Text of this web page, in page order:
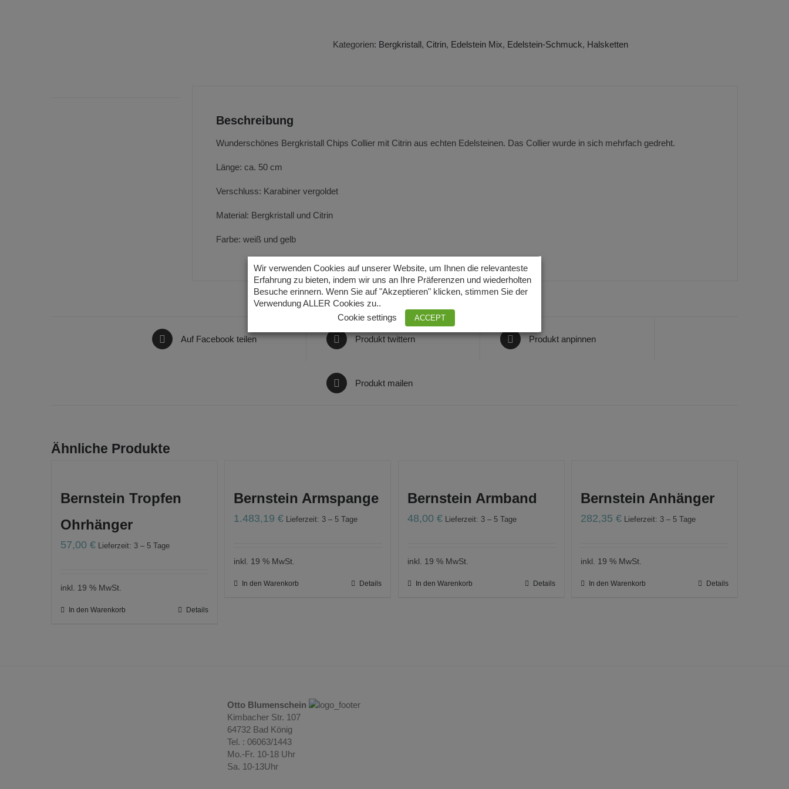
Citrin
Kategorien: Bergkristall, Citrin, Edelstein Mix, Edelstein-Schmuck, Halsketten
Beschreibung
Wunderschönes Bergkristall Chips Collier mit Citrin aus echten Edelsteinen. Das Collier wurde in sich mehrfach gedreht.
Länge: ca. 50 cm
Verschluss: Karabiner vergoldet
Material: Bergkristall und Citrin
Farbe: weiß und gelb
Auf Facebook teilen Produkt twittern Produkt anpinnen
Produkt mailen
Ähnliche Produkte
Bernstein Tropfen
Ohrhänger
57,00 € Lieferzeit: 3 – 5 Tage
inkl. 19 % MwSt.
In den Warenkorb Details
Bernstein Armspange
1.483,19€ Lieferzeit: 3 – 5 Tage
inkl. 19 % MwSt.
In den Warenkorb Details
Bernstein Armband
48,00 € Lieferzeit: 3 – 5 Tage
inkl. 19 % MwSt.
In den Warenkorb Details
Bernstein Anhänger
282,35€ Lieferzeit: 3 – 5 Tage
inkl. 19 % MwSt.
In den Warenkorb Details
Otto Blumenschein
Kimbacher Str. 107
64732 Bad König
Tel. : 06063/1443
Mo.-Fr. 10-18 Uhr
Sa. 10-13Uhr
Wir verwenden Cookies auf unserer Website, um Ihnen die relevanteste
Erfahrung zu bieten, indem wir uns an Ihre Präferenzen und wiederholten
Besuche erinnern. Wenn Sie auf "Akzeptieren" klicken, stimmen Sie der
Verwendung ALLER Cookies zu..
Cookie settings
ACCEPT